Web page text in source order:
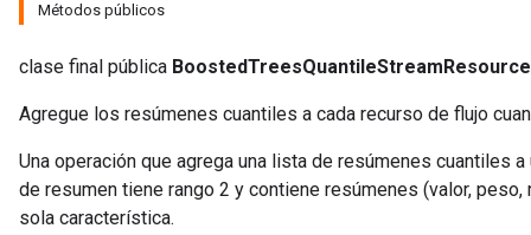
Métodos públicos
clase final pública
Agregue los resúmenes cuantiles a cada recurso de flujo
Una operación que agrega una lista de resúmenes cuantiles
de resumen tiene rango 2 y contiene resúmenes (valor, peso,
sola característica.